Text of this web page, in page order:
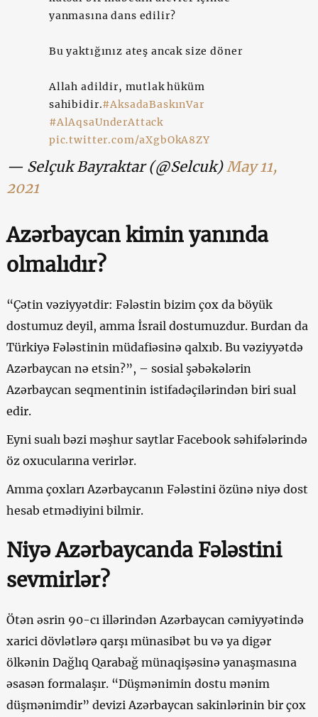
yanmasına dans edilir?
Bu yaktığınız ateş ancak size döner
Allah adildir, mutlak hüküm
sahibidir.#AksadaBaskınVar
#AlAqsaUnderAttack
pic.twitter.com/aXgbOkA8ZY
— Selçuk Bayraktar (@Selcuk) May 11,
2021
Azərbaycan kimin yanında
olmalıdır?
“Çətin vəziyyətdir: Fələstin bizim çox da böyük
dostumuz deyil, amma İsrail dostumuzdur. Burdan da
Türkiyə Fələstinin müdafiəsinə qalxıb. Bu vəziyyətdə
Azərbaycan nə etsin?”, – sosial şəbəkələrin
Azərbaycan seqmentinin istifadəçilərindən biri sual
edir.
Eyni sualı bəzi məşhur saytlar Facebook səhifələrində
öz oxucularına verirlər.
Amma çoxları Azərbaycanın Fələstini özünə niyə dost
hesab etmədiyini bilmir.
Niyə Azərbaycanda Fələstini
sevmirlər?
Ötən əsrin 90-cı illərindən Azərbaycan cəmiyyətində
xarici dövlətlərə qarşı münasibət bu və ya digər
ölkənin Dağlıq Qarabağ münaqişəsinə yanaşmasına
əsasən formalaşır. “Düşmənimin dostu mənim
düşmənimdir” devizi Azərbaycan sakinlərinin bir çox